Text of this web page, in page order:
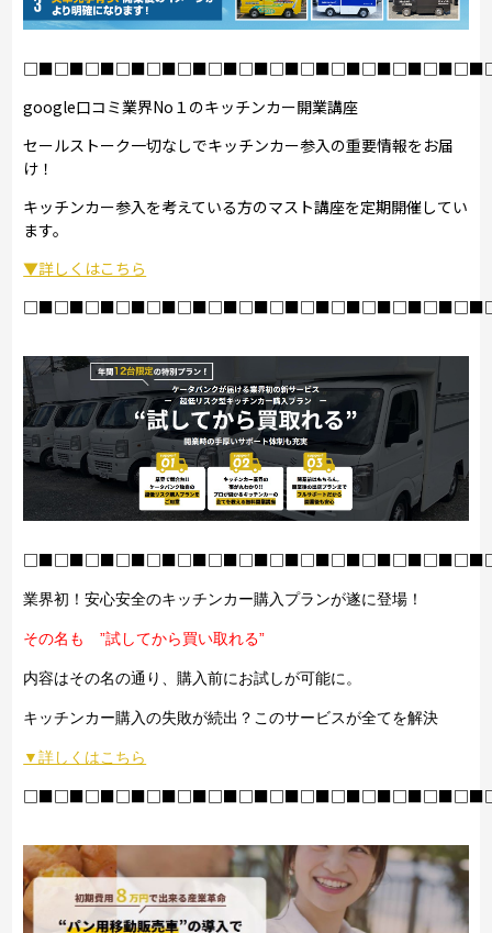
google口コミ業界No１のキッチンカー開業講座
セールストーク一切なしでキッチンカー参入の重要情報をお届
け！
キッチンカー参入を考えている方のマスト講座を定期開催してい
ます。
▼詳しくはこちら
業界初！安心安全のキッチンカー購入プランが遂に登場！
その名も ”試してから買い取れる”
内容はその名の通り、購入前にお試しが可能に。
キッチンカー購入の失敗が続出？このサービスが全てを解決
▼詳しくはこちら